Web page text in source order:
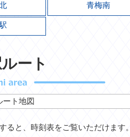
青梅南
ート
ると、時刻表をご覧いただけます。